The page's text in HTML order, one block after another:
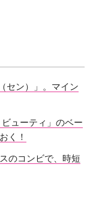
セン）」。マイン
ューティ」のベー
く！
のコンビで、時短